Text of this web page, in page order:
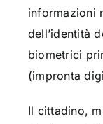
informazioni
dell’identità
biometrici
(impronta
Il cittadino,